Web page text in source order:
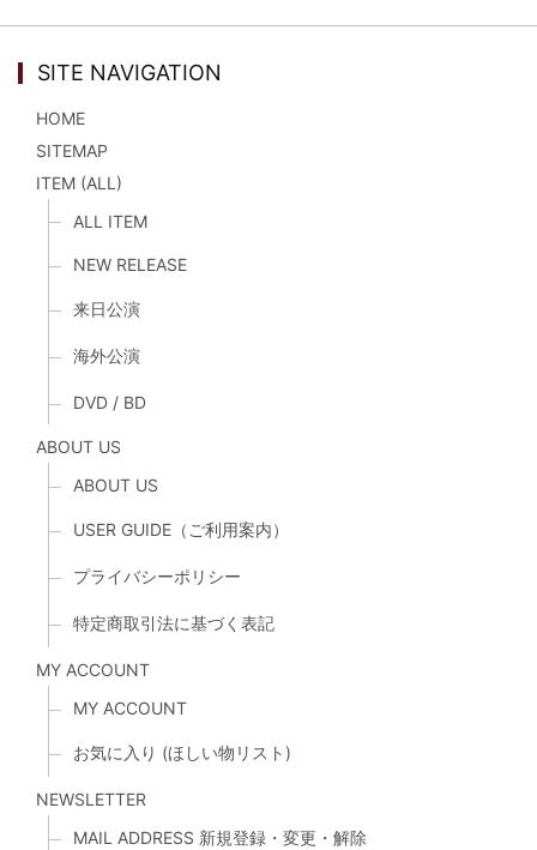
SITE NAVIGATION
HOME
SITEMAP
ITEM (ALL)
ALL ITEM
NEW RELEASE
来日公演
海外公演
DVD / BD
ABOUT US
ABOUT US
USER GUIDE（ご利用案内）
プライバシーポリシー
特定商取引法に基づく表記
MY ACCOUNT
MY ACCOUNT
お気に入り (ほしい物リスト)
NEWSLETTER
MAIL ADDRESS 新規登録・変更・解除